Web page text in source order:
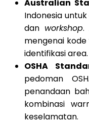
Australian
Indonesia
dan workshop.
mengenai
identifikasi area.
OSHA
pedoman
penandaan
kombinasi
keselamatan.